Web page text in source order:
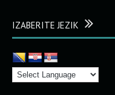
IZABERITE JEZIK